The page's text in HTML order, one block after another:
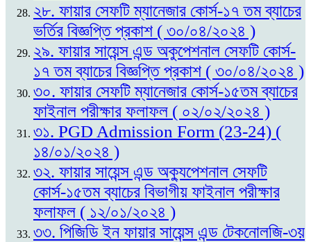
২৮. ফায়ার সেফটি ম্যানেজার কোর্স-১৭ তম ব্যাচের
ভর্তির বিজ্ঞপ্তি প্রকাশ ( ৩০/০৪/২০২৪ )
২৯. ফায়ার সায়েন্স এন্ড অকুপেশনাল সেফটি কোর্স-
১৭ তম ব্যাচের বিজ্ঞপ্তি প্রকাশ ( ৩০/০৪/২০২৪ )
৩০. ফায়ার সেফটি ম্যানেজার কোর্স-১৫তম ব্যাচের
ফাইনাল পরীক্ষার ফলাফল ( ০২/০২/২০২৪ )
৩১. PGD Admission Form (23-24) (
১৪/০১/২০২৪ )
৩২. ফায়ার সায়েন্স এন্ড অক্যুপেশনাল সেফটি
কোর্স-১৫তম ব্যাচের বিভাগীয় ফাইনাল পরীক্ষার
ফলাফল ( ১২/০১/২০২৪ )
৩৩. পিজিডি ইন ফায়ার সায়েন্স এন্ড টেকনোলজি-৩য়